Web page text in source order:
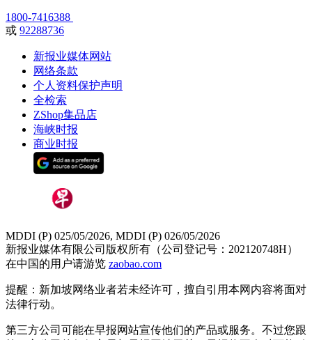
1800-7416388
或 92288736
新报业媒体网站
网络条款
个人资料保护声明
全检索
ZShop集品店
海峡时报
商业时报
MDDI (P) 025/05/2026, MDDI (P) 026/05/2026
新报业媒体有限公司版权所有（公司登记号：202120748H）
在中国的用户请游览 zaobao.com
提醒：新加坡网络业者若未经许可，擅自引用本网内容将面对
法律行动。
第三方公司可能在早报网站宣传他们的产品或服务。不过您跟